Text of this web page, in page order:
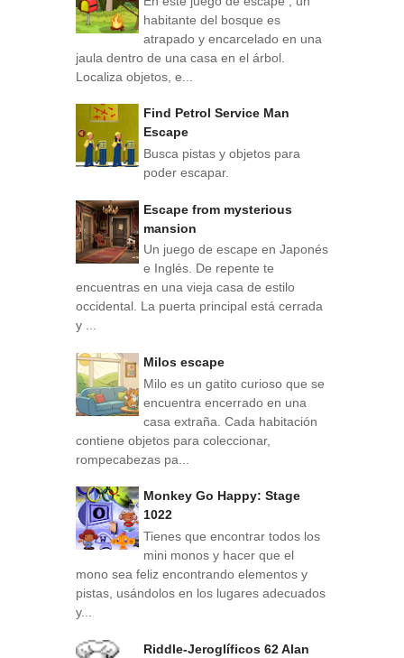
habitante del bosque es
atrapado y encarcelado en una
jaula dentro de una casa en el árbol.
Localiza objetos, e...
Find Petrol Service Man
Escape
Busca pistas y objetos para
poder escapar.
Escape from mysterious
mansion
Un juego de escape en Japonés
e Inglés. De repente te
encuentras en una vieja casa de estilo
occidental. La puerta principal está cerrada
y ...
Milos escape
Milo es un gatito curioso que se
encuentra encerrado en una
casa extraña. Cada habitación
contiene objetos para coleccionar,
rompecabezas pa...
Monkey Go Happy: Stage
1022
Tienes que encontrar todos los
mini monos y hacer que el
mono sea feliz encontrando elementos y
pistas, usándolos en los lugares adecuados
y...
Riddle-Jeroglíficos 62 Alan